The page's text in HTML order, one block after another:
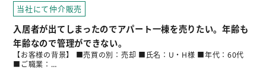
当社にて仲介販売
入居者が出てしまったのでアパート一棟を売りたい。年齢も
年齢なので管理ができない。
【お客様の背景】 ■売買の別：売却 ■氏名：U・H様 ■年代：60代
■ご職業：…